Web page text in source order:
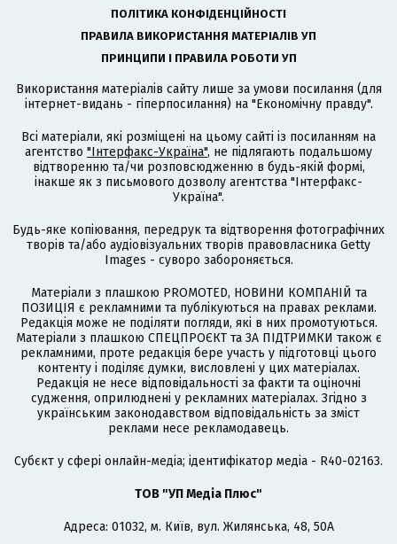
ПОЛІТИКА КОНФІДЕНЦІЙНОСТІ
ПРАВИЛА ВИКОРИСТАННЯ МАТЕРІАЛІВ УП
ПРИНЦИПИ І ПРАВИЛА РОБОТИ УП
Використання матеріалів сайту лише за умови посилання (для
інтернет-видань - гіперпосилання) на "Економічну правду".
Всі матеріали, які розміщені на цьому сайті із посиланням на
агентство "Інтерфакс-Україна", не підлягають подальшому
відтворенню та/чи розповсюдженню в будь-якій формі,
інакше як з письмового дозволу агентства "Інтерфакс-
Україна".
Будь-яке копіювання, передрук та відтворення фотографічних
творів та/або аудіовізуальних творів правовласника Getty
Images - суворо забороняється.
Матеріали з плашкою PROMOTED, НОВИНИ КОМПАНІЙ та
ПОЗИЦІЯ є рекламними та публікуються на правах реклами.
Редакція може не поділяти погляди, які в них промотуються.
Матеріали з плашкою СПЕЦПРОЄКТ та ЗА ПІДТРИМКИ також є
рекламними, проте редакція бере участь у підготовці цього
контенту і поділяє думки, висловлені у цих матеріалах.
Редакція не несе відповідальності за факти та оціночні
судження, оприлюднені у рекламних матеріалах. Згідно з
українським законодавством відповідальність за зміст
реклами несе рекламодавець.
Cубєкт у сфері онлайн-медіа; ідентифікатор медіа - R40-02163.
ТОВ "УП Медіа Плюс"
Адреса: 01032, м. Київ, вул. Жилянська, 48, 50А